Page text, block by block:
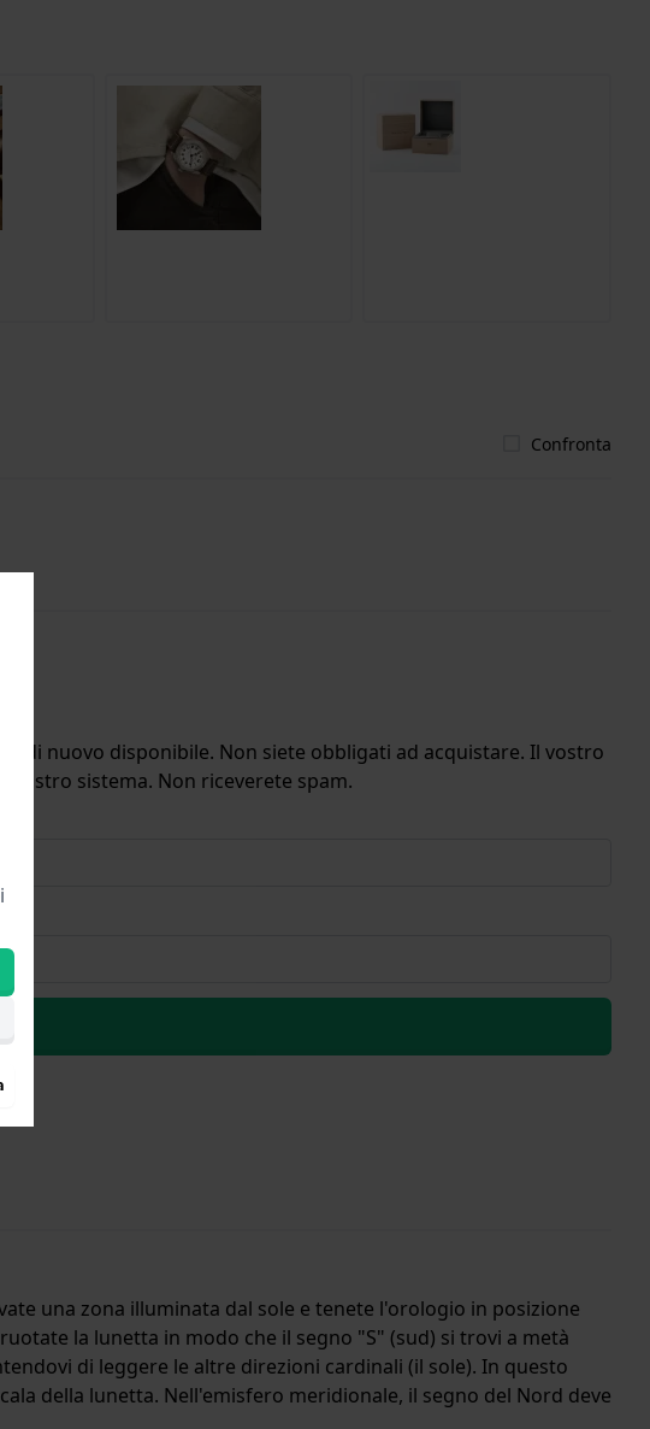
Confronta
di nuovo disponibile. Non siete obbligati ad acquistare. Il vostro
sistema. Non riceverete spam.
una zona illuminata dal sole e tenete l'orologio in posizione
la lunetta in modo che il segno "S" (sud) si trovi a metà
di leggere le altre direzioni cardinali (il sole). In questo
della lunetta. Nell'emisfero meridionale, il segno del Nord deve